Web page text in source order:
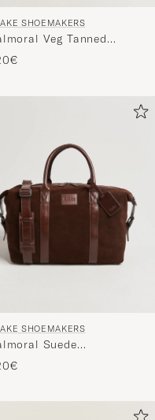
SHOEMAKERS
Veg Tanned
Overnight Bag
SHOEMAKERS
Suede
Polo